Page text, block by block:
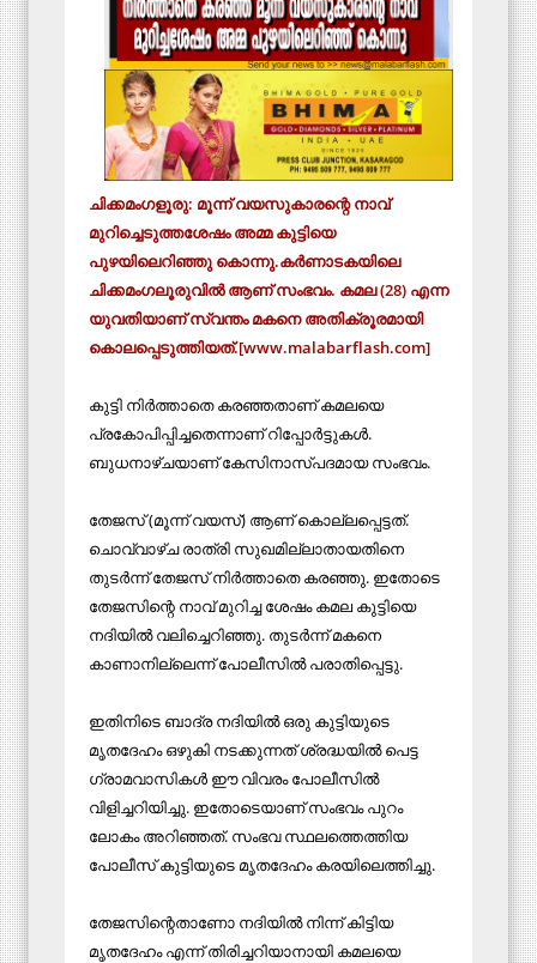
ചിക്കമംഗളൂരു: മൂന്ന് വയസുകാരന്റെ നാവ്
മുറിച്ചെടുത്തശേഷം അമ്മ കുട്ടിയെ
പുഴയിലെറിഞ്ഞു കൊന്നു.കര്‍ണാടകയിലെ
ചിക്കമംഗലൂരുവില്‍ ആണ് സംഭവം. കമല (28) എന്ന
യുവതിയാണ് സ്വന്തം മകനെ അതിക്രൂരമായി
കൊലപ്പെടുത്തിയത്.[www.malabarflash.com]
കുട്ടി നിര്‍ത്താതെ കരഞ്ഞതാണ് കമലയെ
പ്രകോപിപ്പിച്ചതെന്നാണ് റിപ്പോര്‍ട്ടുകള്‍.
ബുധനാഴ്ചയാണ് കേസിനാസ്പദമായ സംഭവം.
തേജസ് (മൂന്ന് വയസ്) ആണ് കൊല്ലപ്പെട്ടത്.
ചൊവ്വാഴ്ച രാത്രി സുഖമില്ലാതായതിനെ
തുടര്‍ന്ന് തേജസ് നിര്‍ത്താതെ കരഞ്ഞു. ഇതോടെ
തേജസിന്റെ നാവ് മുറിച്ച ശേഷം കമല കുട്ടിയെ
നദിയില്‍ വലിച്ചെറിഞ്ഞു. തുടര്‍ന്ന് മകനെ
കാണാനില്ലെന്ന് പോലീസില്‍ പരാതിപ്പെട്ടു.
ഇതിനിടെ ബാദ്ര നദിയില്‍ ഒരു കുട്ടിയുടെ
മൃതദേഹം ഒഴുകി നടക്കുന്നത് ശ്രദ്ധയില്‍ പെട്ട
ഗ്രാമവാസികള്‍ ഈ വിവരം പോലീസില്‍
വിളിച്ചറിയിച്ചു. ഇതോടെയാണ് സംഭവം പുറം
ലോകം അറിഞ്ഞത്. സംഭവ സ്ഥലത്തെത്തിയ
പോലീസ് കുട്ടിയുടെ മൃതദേഹം കരയിലെത്തിച്ചു.
തേജസിന്റെതാണോ നദിയില്‍ നിന്ന് കിട്ടിയ
മൃതദേഹം എന്ന് തിരിച്ചറിയാനായി കമലയെ